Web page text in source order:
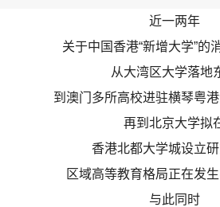
近一两年
关于中国香港“新增大学”的
从大湾区大学落地
到澳门多所高校进驻横琴粤
再到北京大学拟
香港北都大学城设立
区域高等教育格局正在发
与此同时